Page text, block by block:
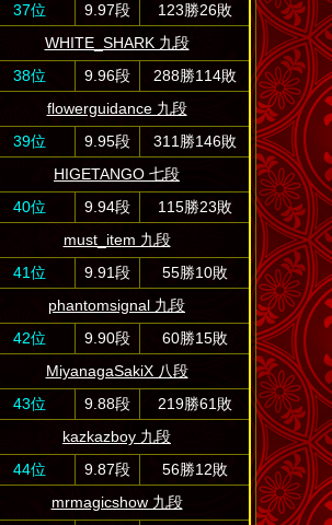
37位
9.97段
123勝26敗
WHITE_SHARK 九段
38位
9.96段
288勝114敗
flowerguidance 九段
39位
9.95段
311勝146敗
HIGETANGO 七段
40位
9.94段
115勝23敗
must_item 九段
41位
9.91段
55勝10敗
phantomsignal 九段
42位
9.90段
60勝15敗
MiyanagaSakiX 八段
43位
9.88段
219勝61敗
kazkazboy 九段
44位
9.87段
56勝12敗
mrmagicshow 九段